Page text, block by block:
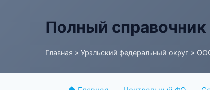
Полный справочник
Главная » Уральский федеральный округ »